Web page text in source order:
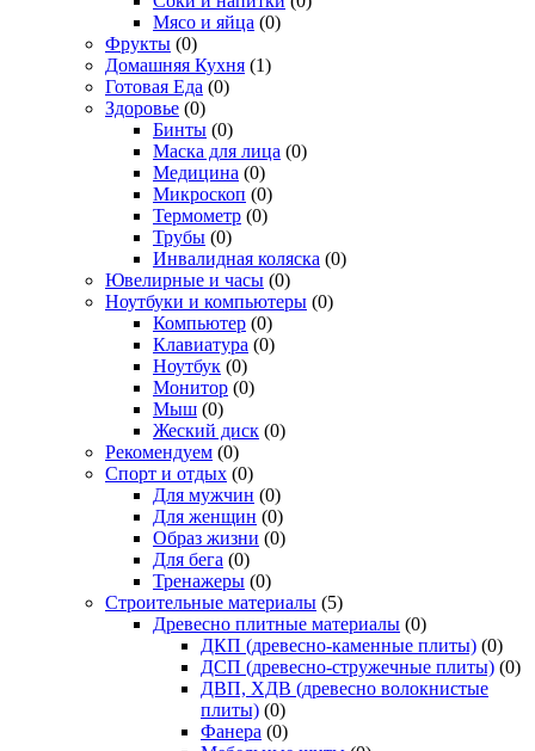
Мясо и яйца (0)
Фрукты (0)
Домашняя Кухня (1)
Готовая Еда (0)
Здоровье (0)
Бинты (0)
Маска для лица (0)
Медицина (0)
Микроскоп (0)
Термометр (0)
Трубы (0)
Инвалидная коляска (0)
Ювелирные и часы (0)
Ноутбуки и компьютеры (0)
Компьютер (0)
Клавиатура (0)
Ноутбук (0)
Монитор (0)
Мыш (0)
Жеский диск (0)
Рекомендуем (0)
Спорт и отдых (0)
Для мужчин (0)
Для женщин (0)
Образ жизни (0)
Для бега (0)
Тренажеры (0)
Строительные материалы (5)
Древесно плитные материалы (0)
ДКП (древесно-каменные плиты) (0)
ДСП (древесно-стружечные плиты) (0)
ДВП, ХДВ (древесно волокнистые
плиты) (0)
Фанера (0)